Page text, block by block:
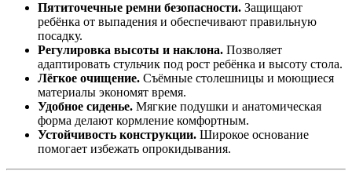
Пятиточечные ремни безопасности. Защищают
ребёнка от выпадения и обеспечивают правильную
посадку.
Регулировка высоты и наклона. Позволяет
адаптировать стульчик под рост ребёнка и высоту стола.
Лёгкое очищение. Съёмные столешницы и моющиеся
материалы экономят время.
Удобное сиденье. Мягкие подушки и анатомическая
форма делают кормление комфортным.
Устойчивость конструкции. Широкое основание
помогает избежать опрокидывания.